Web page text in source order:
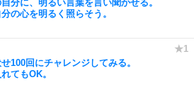
分に、明るい言葉を言い聞かせる。
の心を明るく照らそう。
100回にチャレンジしてみる。
てもOK。